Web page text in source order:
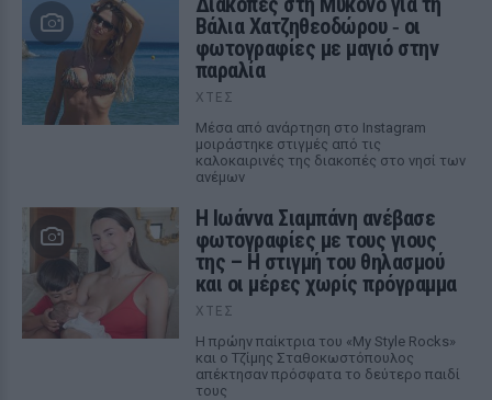
Βάλια Χατζηθεοδώρου ‑ οι
φωτογραφίες με μαγιό στην
παραλία
ΧΤΕΣ
Μέσα από ανάρτηση στο Instagram
μοιράστηκε στιγμές από τις
καλοκαιρινές της διακοπές στο νησί των
ανέμων
H Ιωάννα Σιαμπάνη ανέβασε
φωτογραφίες με τους γιους
της – Η στιγμή του θηλασμού
και οι μέρες χωρίς πρόγραμμα
ΧΤΕΣ
Η πρώην παίκτρια του «My Style Rocks»
και ο Τζίμης Σταθοκωστόπουλος
απέκτησαν πρόσφατα το δεύτερο παιδί
τους